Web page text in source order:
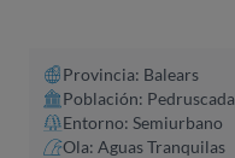
Provincia: Balears
Población: Pedruscada
Entorno: Semiurbano
Ola: Aguas Tranquilas